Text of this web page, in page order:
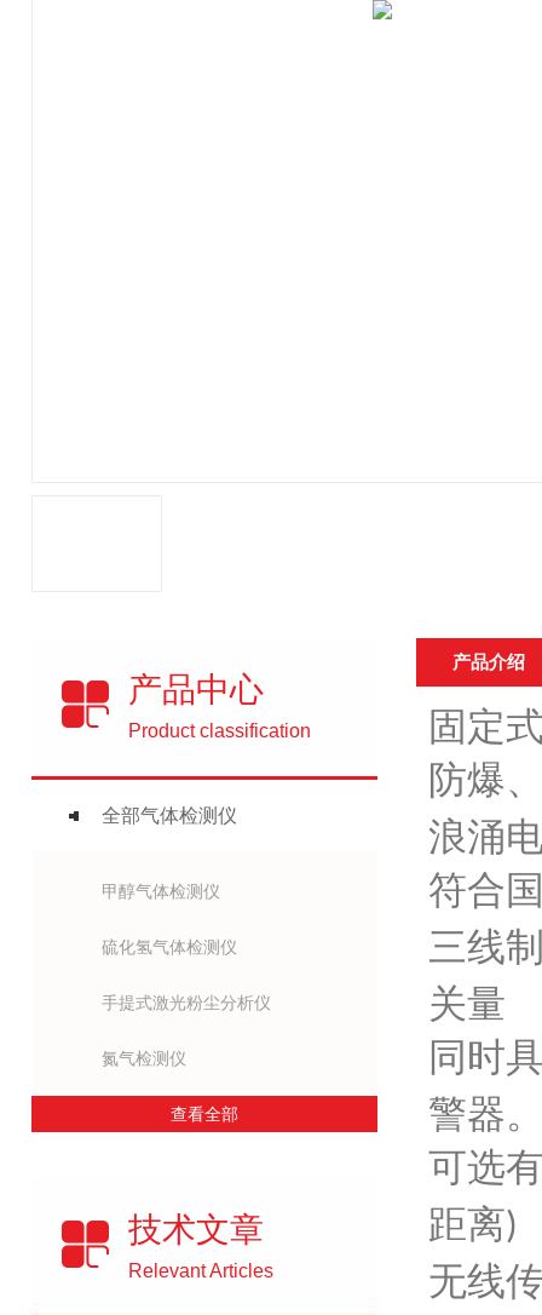
产品中心
Product classification
全部气体检测仪
甲醇气体检测仪
硫化氢气体检测仪
手提式激光粉尘分析仪
氮气检测仪
查看全部
技术文章
Relevant Articles
产品介绍
固定
防爆
浪涌
符合
三线
关量
同时
警器
可选
距离)
无线